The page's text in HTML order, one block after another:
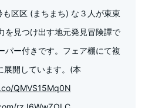
区区 (まちまち) な３人が東東
を見つけ出す地元発見冒険譚で
パー付きです。フェア棚にて複
展開しています。(本
QMVS15Mq0N